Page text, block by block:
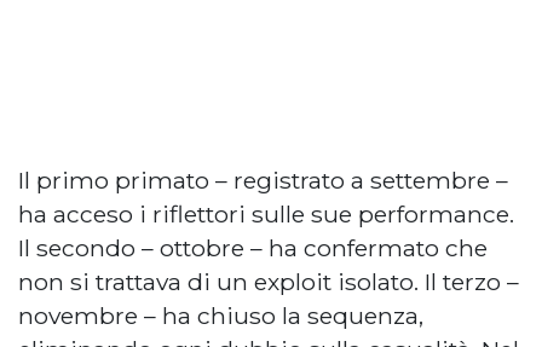
Il primo primato – registrato a settembre –
ha acceso i riflettori sulle sue performance.
Il secondo – ottobre – ha confermato che
non si trattava di un exploit isolato. Il terzo –
novembre – ha chiuso la sequenza,